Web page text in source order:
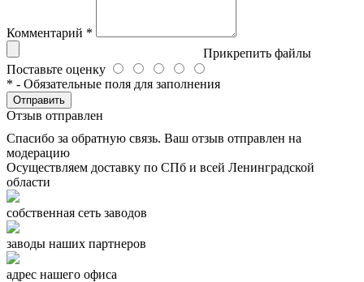
Комментарий *
Прикрепить файлы
Поставьте оценку
* - Обязательные поля для заполнения
Отправить
Отзыв отправлен
Спасибо за обратную связь. Ваш отзыв отправлен на
модерацию
Осуществляем доставку по СПб и всей Ленинградской
области
собственная сеть заводов
заводы наших партнеров
адрес нашего офиса